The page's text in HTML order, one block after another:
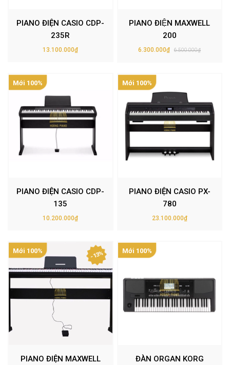
PIANO ĐIỆN CASIO CDP-
235R
13.100.000₫
PIANO ĐIỆN MAXWELL
200
6.300.000₫ 6.500.000₫
Mới 100%
PIANO ĐIỆN CASIO CDP-
135
10.200.000₫
Mới 100%
PIANO ĐIỆN CASIO PX-
780
23.100.000₫
- 13%
Mới 100%
PIANO ĐIỆN MAXWELL
Mới 100%
ĐÀN ORGAN KORG